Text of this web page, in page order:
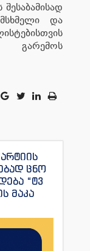
და
ცნო
“ტვ
მაკა